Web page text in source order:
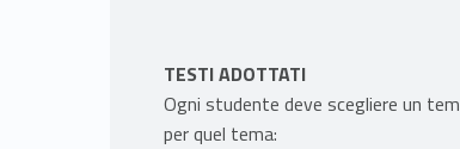
TESTI ADOTTATI
Ogni studente deve scegliere un
per quel tema: